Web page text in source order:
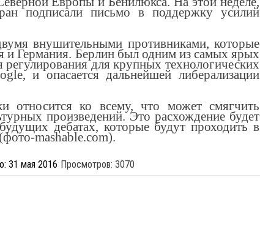
подписали письмо в поддержку усилий
внушительными противниками, которые
и Германия. Берлин был одним из самых ярых
для крупных технологических
и опасается дальнейшей либерализации
относится ко всему, что может смягчить
произведений. Это расхождение будет
дебатах, которые будут проходить в
mashable.com).
31 мая 2016 Просмотров: 3070